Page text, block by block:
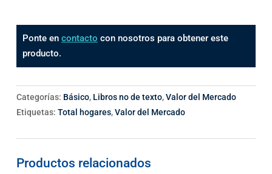
Ponte en contacto con nosotros para obtener este
producto.
Categorías: Básico, Libros no de texto,Valor del Mercado
Etiquetas: Total hogares,Valor del Mercado
Productos relacionados